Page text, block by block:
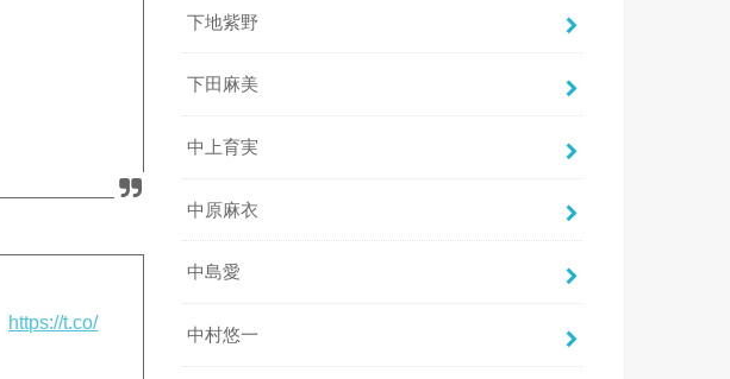
https://t.co/
下地紫野
下田麻美
中上育実
中原麻衣
中島愛
中村悠一